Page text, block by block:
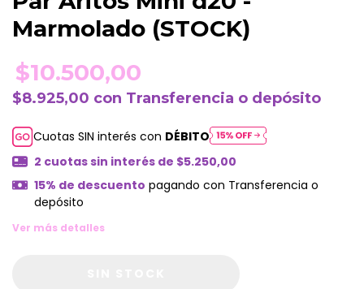
Marmolado (STOCK)
$10.500,00
$8.925,00 con Transferencia o depósito
Cuotas SIN interés con DÉBITO
2 cuotas sin interés de $5.250,00
15% de descuento pagando con Transferencia o
depósito
Ver más detalles